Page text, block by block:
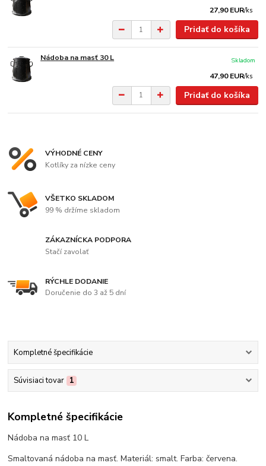
27,90 EUR/ks
Pridať do košíka
Nádoba na masť 30 L
47,90 EUR/ks
Skladom
Pridať do košíka
VÝHODNÉ CENY
Kotlíky za nízke ceny
VŠETKO SKLADOM
99 % držíme skladom
ZÁKAZNÍCKA PODPORA
Stačí zavolať
RÝCHLE DODANIE
Doručenie do 3 až 5 dní
Kompletné špecifikácie
Súvisiaci tovar 1
Kompletné špecifikácie
Nádoba na masť 10 L
Smaltovaná nádoba na masť. Materiál: smalt. Farba: červena.